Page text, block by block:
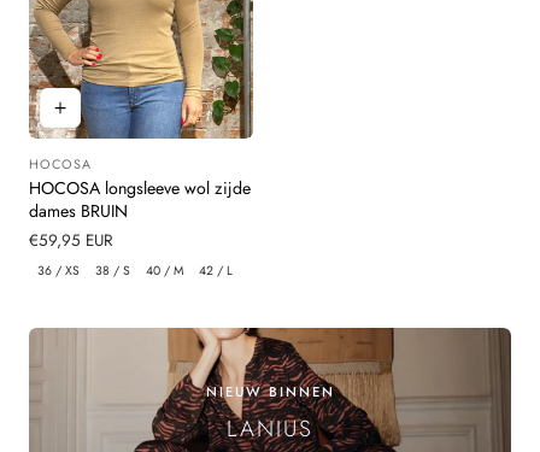
Leverancier:
HOCOSA
HOCOSA longsleeve wol zijde
dames BRUIN
Normale
prijs
€59,95 EUR
36 / XS 38 / S 40 / M 42 / L
NIEUW BINNEN
LANIUS